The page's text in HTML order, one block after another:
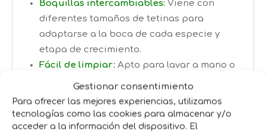
Gestionar consentimiento
Para ofrecer las mejores experiencias, utilizamos
tecnologías como las cookies para almacenar y/o
acceder a la información del dispositivo. El
Boquillas intercambiables: Viene con
diferentes tamaños de tetinas para
adaptarse a la boca de cada especie y
etapa de crecimiento.
Fácil de limpiar: Apto para lavar a mano o
en el lavavajillas, lo que te ahorra tiempo y
esfuerzo después de cada uso.
Volumen:90cc